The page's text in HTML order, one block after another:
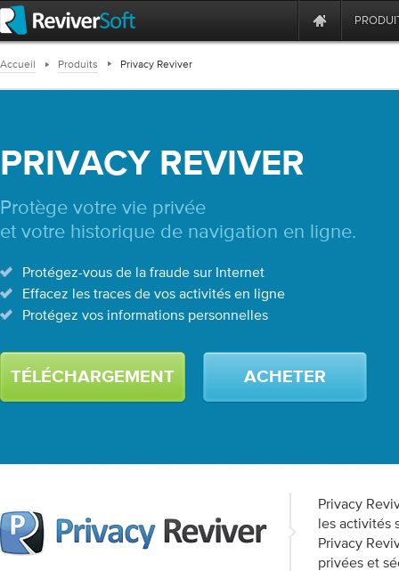
Accueil Produits Privacy Reviver
PRIVACY REVIVER
Protège votre vie privée
et votre historique de navigation en ligne.
Protégez-vous de la fraude sur Internet
Effacez les traces de vos activités en ligne
Protégez vos informations personnelles
TÉLÉCHARGEMENT ACHETER
Privacy
les activités
Privacy
privées et